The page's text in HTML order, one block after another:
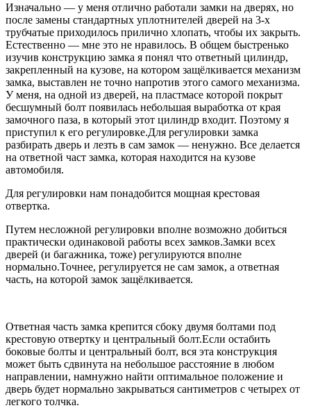
Изначально — у меня отлично работали замки на дверях, но
после замены стандартных уплотнителей дверей на 3-х
трубчатые приходилось прилично хлопать, чтобы их закрыть.
Естественно — мне это не нравилось. В общем быстренько
изучив конструкцию замка я понял что ответный цилиндр,
закрепленный на кузове, на котором защёлкивается механизм
замка, выставлен не точно напротив этого самого механизма.
У меня, на одной из дверей, на пластмасе которой покрыт
бесшумный болт появилась небольшая выработка от края
замочного паза, в который этот цилиндр входит. Поэтому я
приступил к его регулировке.Для регулировки замка
разбирать дверь и лезть в сам замок — ненужно. Все делается
на ответной част замка, которая находится на кузове
автомобиля.
Для регулировки нам понадобится мощная крестовая
отвертка.
Путем несложной регулировки вполне возможно добиться
практически одинаковой работы всех замков.Замки всех
дверей (и багажника, тоже) регулируются вполне
нормально.Точнее, регулируется не сам замок, а ответная
часть, на которой замок защёлкивается.
Ответная часть замка крепится сбоку двумя болтами под
крестовую отвертку и центральный болт.Если остабить
боковые болты и центральный болт, вся эта конструкция
может быть сдвинута на небольшое расстояние в любом
направлении, намнужно найти оптимальное положение и
дверь будет нормально закрываться сантиметров с четырех от
легкого толчка.